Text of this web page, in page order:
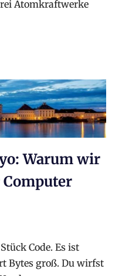
Atomkraftwerke
Warum wir
Computer
Code. Es ist
Bytes groß. Du wirfst